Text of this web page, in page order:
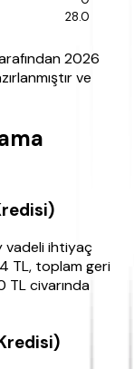
28.0
2026
ve
vadeli ihtiyaç
TL, toplam geri
TL civarında